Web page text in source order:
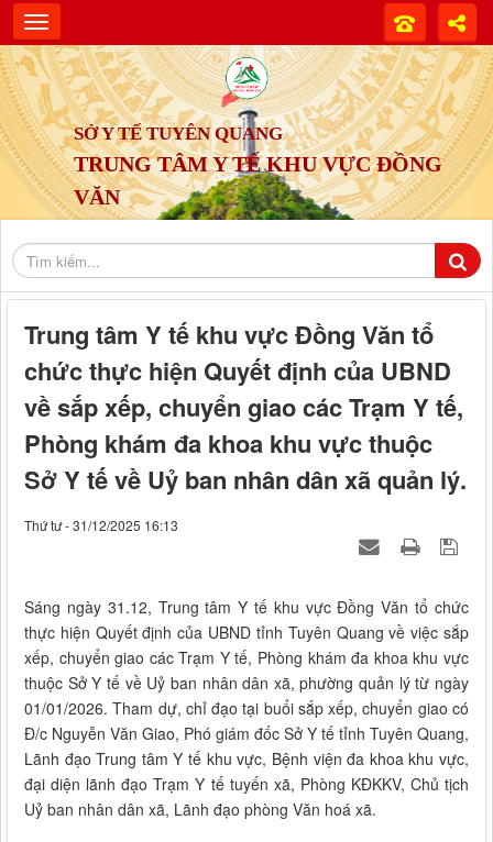
SỞ Y TẾ TUYÊN QUANG
TRUNG TÂM Y TẾ KHU VỰC ĐỒNG
VĂN
Trung tâm Y tế khu vực Đồng Văn tổ
chức thực hiện Quyết định của UBND
về sắp xếp, chuyển giao các Trạm Y tế,
Phòng khám đa khoa khu vực thuộc
Sở Y tế về Uỷ ban nhân dân xã quản lý.
Thứ tư - 31/12/2025 16:13
Sáng ngày 31.12, Trung tâm Y tế khu vực Đồng Văn tổ chức
thực hiện Quyết định của UBND tỉnh Tuyên Quang về việc sắp
xếp, chuyển giao các Trạm Y tế, Phòng khám đa khoa khu vực
thuộc Sở Y tế về Uỷ ban nhân dân xã, phường quản lý từ ngày
01/01/2026. Tham dự, chỉ đạo tại buổi sắp xếp, chuyển giao có
Đ/c Nguyễn Văn Giao, Phó giám đốc Sở Y tế tỉnh Tuyên Quang,
Lãnh đạo Trung tâm Y tế khu vực, Bệnh viện đa khoa khu vực,
đại diện lãnh đạo Trạm Y tế tuyến xã, Phòng KĐKKV, Chủ tịch
Uỷ ban nhân dân xã, Lãnh đạo phòng Văn hoá xã.